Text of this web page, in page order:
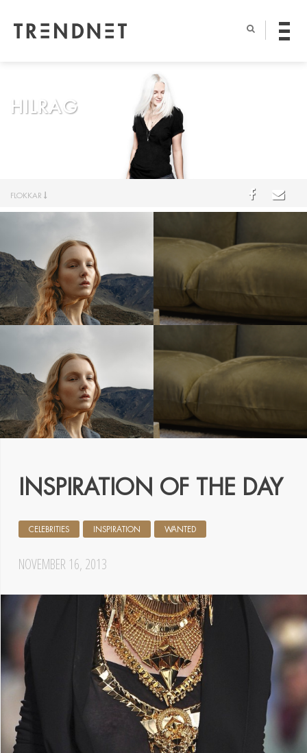
HILRAG
FLOKKAR
INSPIRATION OF THE DAY
NOVEMBER 16, 2013
CELEBRITIES INSPIRATION WANTED